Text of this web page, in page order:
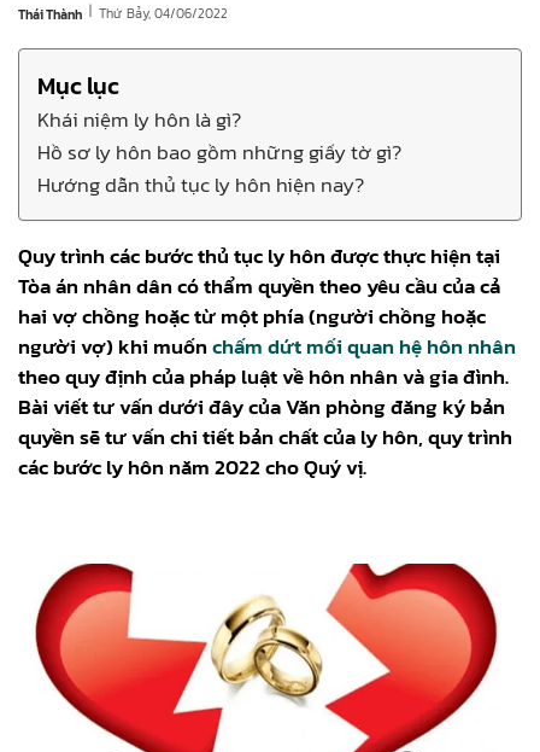
Thái Thành | Thứ Bảy, 04/06/2022
Mục lục
Khái niệm ly hôn là gì?
Hồ sơ ly hôn bao gồm những giấy tờ gì?
Hướng dẫn thủ tục ly hôn hiện nay?
Quy trình các bước thủ tục ly hôn được thực hiện tại
Tòa án nhân dân có thẩm quyền theo yêu cầu của cả
hai vợ chồng hoặc từ một phía (người chồng hoặc
người vợ) khi muốnchấm dứt mối quan hệ hôn nhân
theo quy định của pháp luật về hôn nhân và gia đình.
Bài viết tư vấn dưới đây của Văn phòng đăng ký bản
quyền sẽ tư vấn chi tiết bản chất của ly hôn, quy trình
các bước ly hôn năm 2022 cho Quý vị.